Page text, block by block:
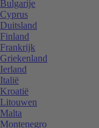
Bulgarije
Cyprus
Duitsland
Finland
Frankrijk
Griekenland
Ierland
Italië
Kroatië
Litouwen
Malta
Montenegro